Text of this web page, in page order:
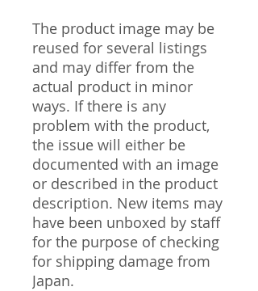
The product image may be
reused for several listings
and may differ from the
actual product in minor
ways. If there is any
problem with the product,
the issue will either be
documented with an image
or described in the product
description. New items may
have been unboxed by staff
for the purpose of checking
for shipping damage from
Japan.